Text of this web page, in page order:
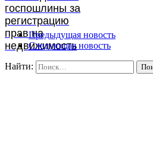
госпошлины за
регистрацию
прав на
недвижимость
Предыдущая новость
Следующая новость
Найти: